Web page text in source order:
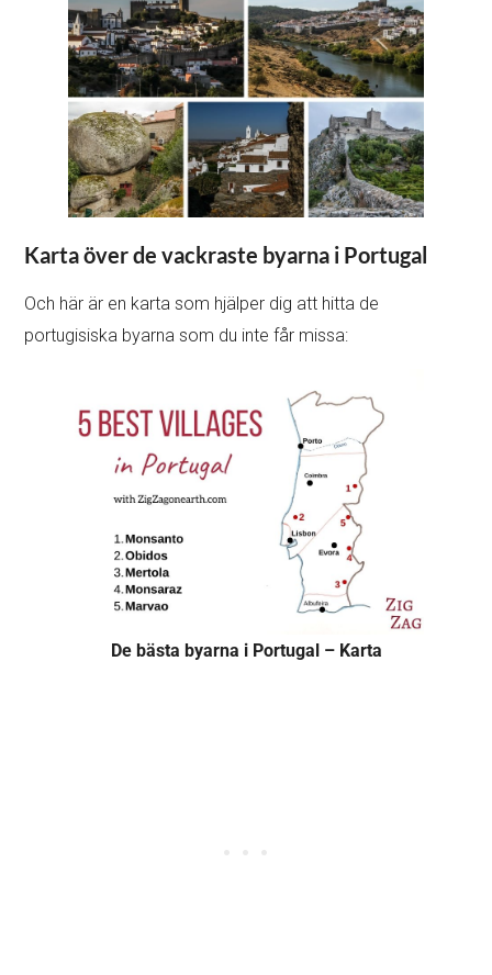
Karta över de vackraste byarna i Portugal
Och här är en karta som hjälper dig att hitta de
portugisiska byarna som du inte får missa:
De bästa byarna i Portugal – Karta